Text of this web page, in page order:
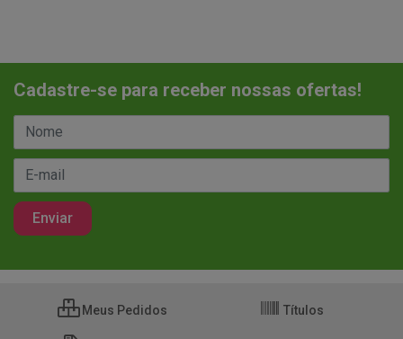
Cadastre-se para receber nossas ofertas!
Meus Pedidos Títulos